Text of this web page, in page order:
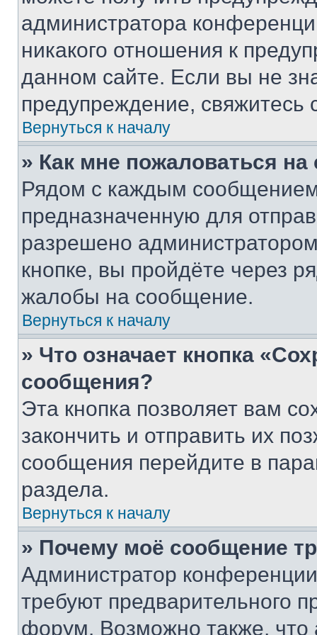
администратора
никакого отношения к
данном сайте. Если вы не
предупреждение,
Вернуться к началу
» Как мне пожаловаться
Рядом с каждым сообщением
предназначенную для
разрешено
кнопке, вы пройдёте через
жалобы на сообщение.
Вернуться к началу
» Что означает кнопка
сообщения?
Эта кнопка позволяет вам
закончить и отправить их
сообщения перейдите в
раздела.
Вернуться к началу
» Почему моё сообщение
Администратор
требуют предварительного
форум. Возможно также, что